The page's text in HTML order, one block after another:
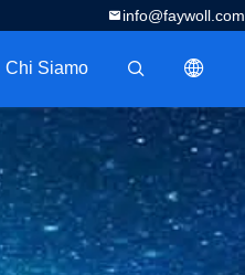
info@faywoll.com
描述
Chi Siamo